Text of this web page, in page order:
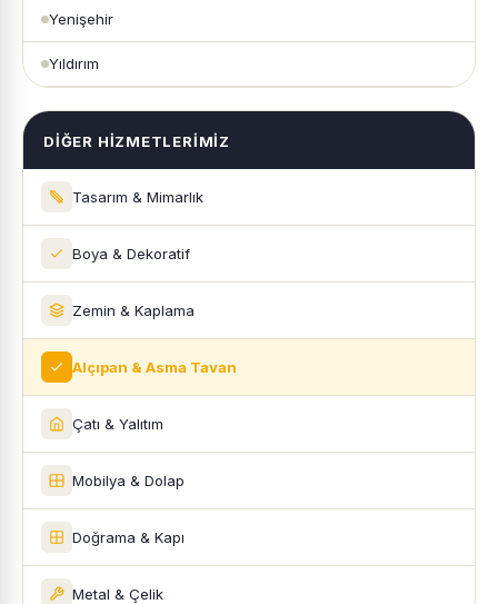
Yenişehir
Yıldırım
DIĞER HIZMETLERIMIZ
Tasarım & Mimarlık
Boya & Dekoratif
Zemin & Kaplama
Alçıpan & Asma Tavan
Çatı & Yalıtım
Mobilya & Dolap
Doğrama & Kapı
Metal & Çelik